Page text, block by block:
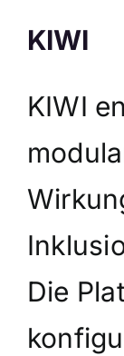
KIWI
KIWI
Die